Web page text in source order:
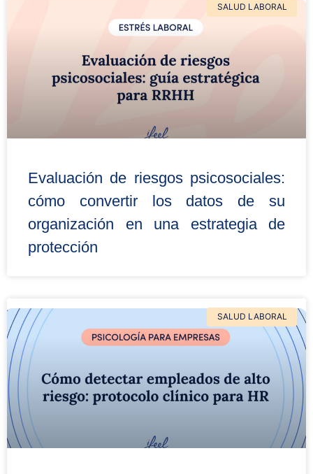
SALUD LABORAL
Evaluación de riesgos psicosociales:
cómo convertir los datos de su
organización en una estrategia de
protección
SALUD LABORAL